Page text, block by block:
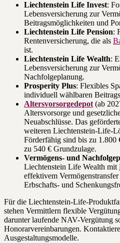
Liechtenstein Life Invest:
Lebensversicherung zur
Beitragsmöglichkeiten und
Liechtenstein Life Pension:
Rentenversicherung, die als
ist.
Liechtenstein Life Wealth:
Lebensversicherung zur
Nachfolgeplanung.
Prosperity Plus: Flexibles
individuell wählbaren
Altersvorsorgedepot(ab
Altersvorsorge und
Neuabschlüsse. Das
weiteren Liechtenstein-Life-
Förderfähig sind bis zu 1.800
zu 540 € Grundzulage.
Vermögens- und
Liechtenstein Life Wealth mit
effektivem
Erbschafts- und
Für die Liechtenstein-Life-
stehen Vermittlern flexible
darunter laufende NAV-Vergütung
Honorarvereinbarungen.
Ausgestaltungsmodelle.